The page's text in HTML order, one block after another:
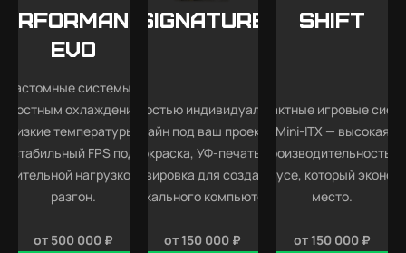
EVO
Кастомные системы с
охлаждением —
низкие температуры,
стабильный FPS под
длительной нагрузкой и
разгон.
от 500 000 ₽
SIGNATURE
Полностью индивидуальный
дизайн под ваш проект —
покраска, УФ-печать и
гравировка для создания
уникального компьютера.
от 150 000 ₽
SHIFT
Компактные игровые
Mini-ITX — высокая
производительность в
корпусе, который
место.
от 150 000 ₽